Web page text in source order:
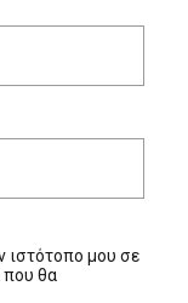
ιστότοπο μου σε
που θα